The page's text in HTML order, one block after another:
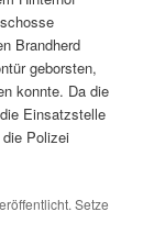
Brandherd
geborsten,
konnte. Da die
Einsatzstelle
Polizei
Setze